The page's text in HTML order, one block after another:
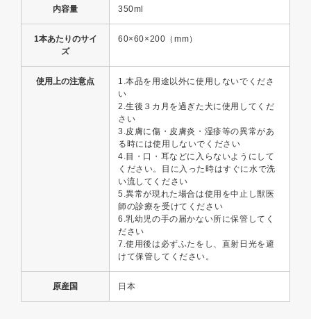
内容量 350ml
1本あたりのサイ
ズ
60×60×200（mm）
使用上の注意点
1.本品を用途以外に使用しないでくださ
い
2.生後３カ月を過ぎた犬に使用してくだ
さい
3.皮膚に傷・皮膚炎・湿疹等の異常があ
る時には使用しないでください
4.目・口・耳などに入らないようにして
ください。目に入った時はすぐに水で洗
い流してください
5.異常が現れた場合は使用を中止し獣医
師の診療を受けてください
6.乳幼児の手の届かない所に保管してく
ださい
7.使用後は必ずふたをし、直射日光を避
けて保管してください。
原産国 日本